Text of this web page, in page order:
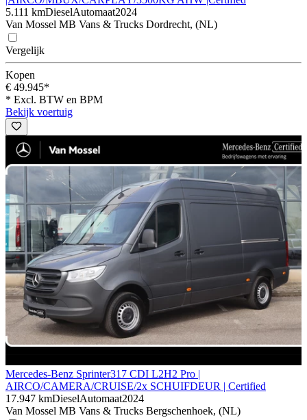
5.111 kmDieselAutomaat2024
Van Mossel MB Vans & Trucks Dordrecht, (NL)
Vergelijk
Kopen
€ 49.945*
* Excl. BTW en BPM
Bekijk voertuig
Mercedes-Benz Sprinter317 CDI L2H2 Pro |
AIRCO/CAMERA/CRUISE/2x SCHUIFDEUR | Certified
17.947 kmDieselAutomaat2024
Van Mossel MB Vans & Trucks Bergschenhoek, (NL)